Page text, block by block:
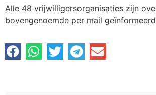
Alle 48 vrijwilligersorganisaties zijn
bovengenoemde per mail